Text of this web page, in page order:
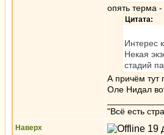
опять терма
Цитата:
Интерес
Некая
стадий
А причём тут
Оле Нидал
"Всё есть
Наверх